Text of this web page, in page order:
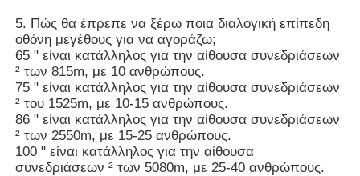
5. Πώς θα έπρεπε να ξέρω ποια διαλογική επίπεδη
οθόνη μεγέθους για να αγοράζω;
65 " είναι κατάλληλος για την αίθουσα συνεδριάσεων
² των 815m, με 10 ανθρώπους.
75 " είναι κατάλληλος για την αίθουσα συνεδριάσεων
² του 1525m, με 10-15 ανθρώπους.
86 " είναι κατάλληλος για την αίθουσα συνεδριάσεων
² των 2550m, με 15-25 ανθρώπους.
100 " είναι κατάλληλος για την αίθουσα
συνεδριάσεων ² των 5080m, με 25-40 ανθρώπους.